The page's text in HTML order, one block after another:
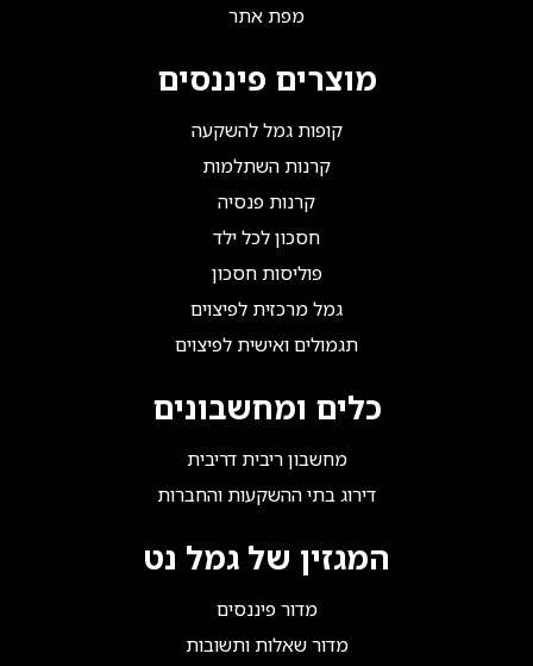
מפת אתר
מוצרים פיננסים
קופות גמל להשקעה
קרנות השתלמות
קרנות פנסיה
חסכון לכל ילד
פוליסות חסכון
גמל מרכזית לפיצוים
תגמולים ואישית לפיצוים
כלים ומחשבונים
מחשבון ריבית דריבית
דירוג בתי ההשקעות והחברות
המגזין של גמל נט
מדור פיננסים
מדור שאלות ותשובות